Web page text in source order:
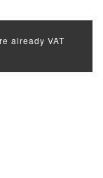
already VAT